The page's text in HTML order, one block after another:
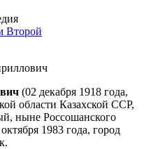
Второй
(02 декабря 1918 года,
области Казахской ССР,
ныне Россошанского
1983 года, город